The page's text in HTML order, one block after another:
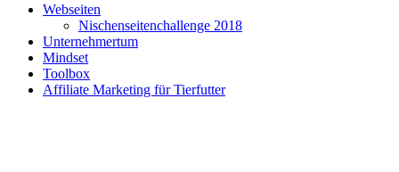
Webseiten
Nischenseitenchallenge 2018
Unternehmertum
Mindset
Toolbox
Affiliate Marketing für Tierfutter